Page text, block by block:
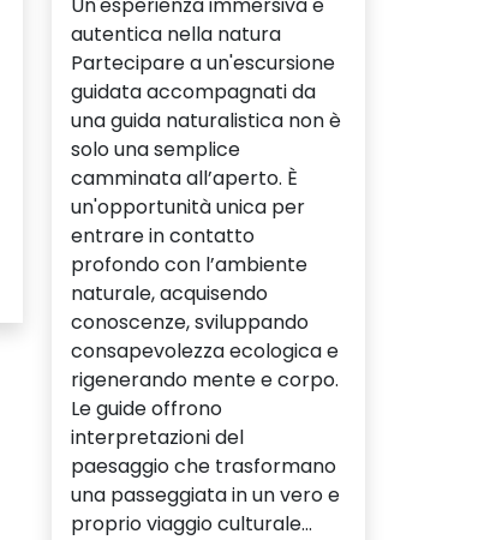
Un'esperienza immersiva e
autentica nella natura
Partecipare a un'escursione
guidata accompagnati da
una guida naturalistica non è
solo una semplice
camminata all’aperto. È
un'opportunità unica per
entrare in contatto
profondo con l’ambiente
naturale, acquisendo
conoscenze, sviluppando
consapevolezza ecologica e
rigenerando mente e corpo.
Le guide offrono
interpretazioni del
paesaggio che trasformano
una passeggiata in un vero e
proprio viaggio culturale...